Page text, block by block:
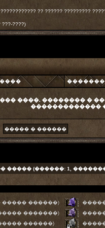
?? ?????? ?????????
???-????)
�������
����. �������� �
�������������
����� (������: 1,
����� ������)
�������)
������)